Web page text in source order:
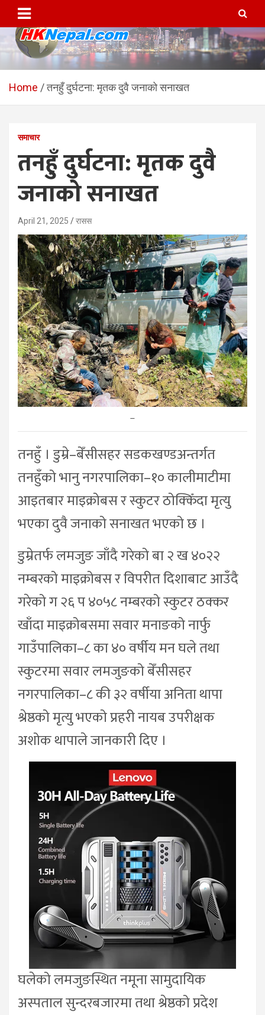
content
HKNepal.com – हङकङबाट
सञ्चालित पहिलो नेपाली अनलाईन
hknepal, hknepal.com, hk nepal, hk nepal com
Home तनहुँ दुर्घटना: मृतक दुवै जनाको सनाखत
समाचार
तनहुँ दुर्घटना: मृतक दुवै
जनाको सनाखत
April 21, 2025 रासस
–
तनहुँ । डुम्रे–बेँसीसहर सडकखण्डअन्तर्गत
तनहुँको भानु नगरपालिका–१० कालीमाटीमा
आइतबार माइक्रोबस र स्कुटर ठोक्किँदा मृत्यु
भएका दुवै जनाको सनाखत भएको छ ।
डुम्रेतर्फ लमजुङ जाँदै गरेको बा २ ख ४०२२
नम्बरको माइक्रोबस र विपरीत दिशाबाट आउँदै
गरेको ग २६ प ४०५८ नम्बरको स्कुटर ठक्कर
खाँदा माइक्रोबसमा सवार मनाङको नार्फु
गाउँपालिका–८ का ४० वर्षीय मन घले तथा
स्कुटरमा सवार लमजुङको बेँसीसहर
नगरपालिका–८ की ३२ वर्षीया अनिता थापा
श्रेष्ठको मृत्यु भएको प्रहरी नायब उपरीक्षक
अशोक थापाले जानकारी दिए ।
घलेको लमजुङस्थित नमूना सामुदायिक
अस्पताल सुन्दरबजारमा तथा श्रेष्ठको प्रदेश